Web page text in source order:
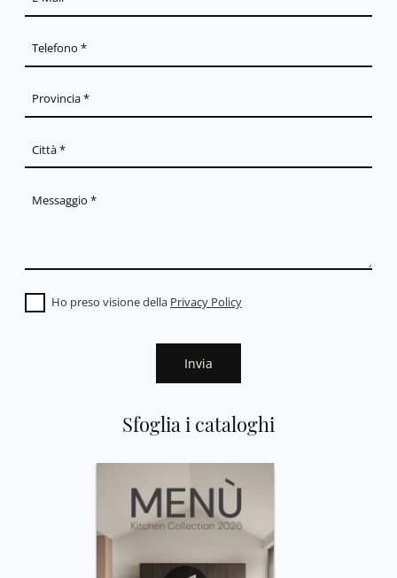
Sfoglia i cataloghi
Ho preso visione della Privacy Policy
Invia